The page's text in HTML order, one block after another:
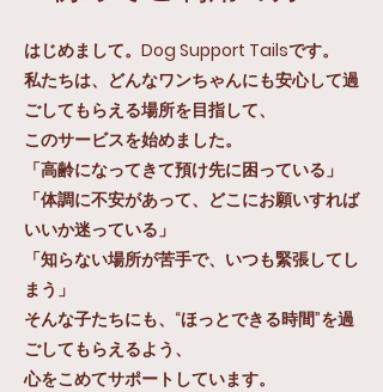
はじめまして。Dog Support Tailsです。
私たちは、どんなワンちゃんにも安心して過
ごしてもらえる場所を目指して、
このサービスを始めました。
「高齢になってきて預け先に困っている」
「体調に不安があって、どこにお願いすれば
いいか迷っている」
「知らない場所が苦手で、いつも緊張してし
まう」
そんな子たちにも、“ほっとできる時間”を過
ごしてもらえるよう、
心をこめてサポートしています。